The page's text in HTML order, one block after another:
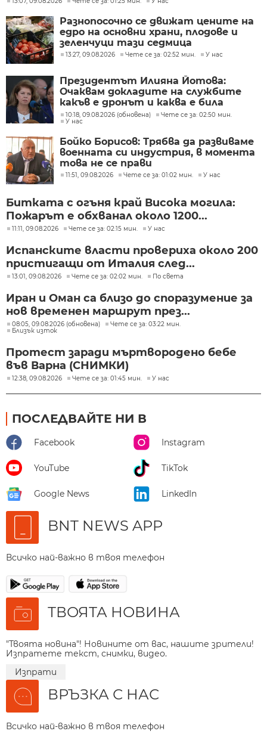
Разнопосочно се движат цените на
едро на основни храни, плодове и
зеленчуци тази седмица
13:27, 09.08.2026 Чете се за: 02:52 мин. У нас
Президентът Илияна Йотова:
Очаквам докладите на службите
какъв е дронът и каква е била
неговата роля
10:18, 09.08.2026 (обновена)
Чете се за: 02:50 мин.
У нас
Бойко Борисов: Трябва да развиваме
военната си индустрия, в момента
това не се прави
11:51, 09.08.2026 Чете се за: 01:02 мин. У нас
Битката с огъня край Висока могила:
Пожарът е обхванал около 1200...
11:11, 09.08.2026 Чете се за: 02:15 мин. У нас
Испанските власти провериха около 200
пристигащи от Италия след...
13:01, 09.08.2026 Чете се за: 02:02 мин. По света
Иран и Оман са близо до споразумение за
нов временен маршрут през...
08:05, 09.08.2026 (обновена)
Чете се за: 03:22 мин.
Близък изток
Протест заради мъртвородено бебе
във Варна (СНИМКИ)
12:38, 09.08.2026 Чете се за: 01:45 мин. У нас
ПОСЛЕДВАЙТЕ НИ В
Facebook Instagram
YouTube TikTok
Google News LinkedIn
BNT NEWS APP
Всичко най-важно в твоя телефон
ТВОЯТА НОВИНА
"Твоята новина"! Новините от вас, нашите зрители!
Изпратете текст, снимки, видео.
Изпрати
ВРЪЗКА С НАС
Всичко най-важно в твоя телефон